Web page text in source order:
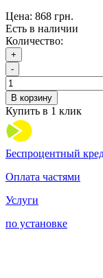
Цена: 868 грн.
Есть в наличии
Количество:
+
-
В корзину
Купить в 1 клик
Беспроцентный
Оплата частями
Услуги
по установке